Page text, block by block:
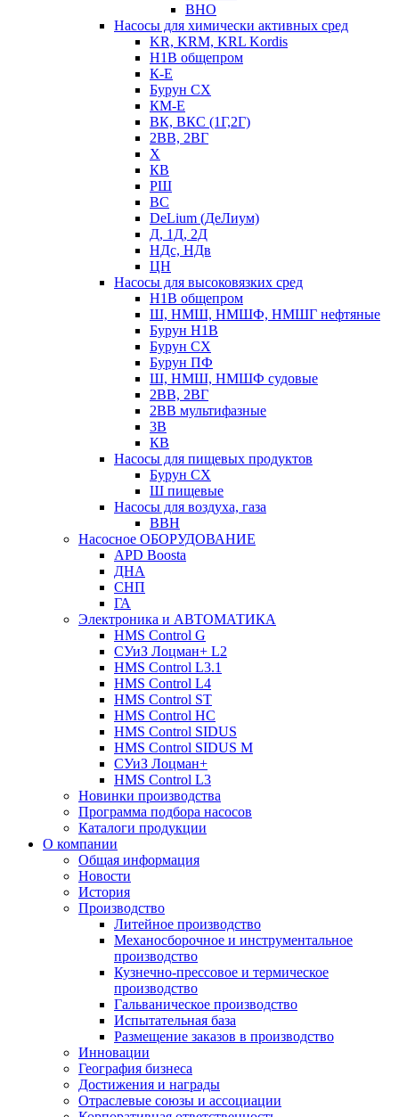
ВНО
Насосы для химически активных сред
KR, KRM, KRL Kordis
Н1В общепром
К-Е
Бурун СХ
КМ-Е
ВК, ВКС (1Г,2Г)
2ВВ, 2ВГ
Х
КВ
РШ
ВС
DeLium (ДеЛиум)
Д, 1Д, 2Д
НДс, НДв
ЦН
Насосы для высоковязких сред
Н1В общепром
Ш, НМШ, НМШФ, НМШГ нефтяные
Бурун Н1В
Бурун СХ
Бурун ПФ
Ш, НМШ, НМШФ судовые
2ВВ, 2ВГ
2ВВ мультифазные
3В
КВ
Насосы для пищевых продуктов
Бурун СХ
Ш пищевые
Насосы для воздуха, газа
ВВН
Насосное ОБОРУДОВАНИЕ
APD Boosta
ДНА
СНП
ГА
Электроника и АВТОМАТИКА
HMS Control G
СУиЗ Лоцман+ L2
HMS Control L3.1
HMS Control L4
HMS Control ST
HMS Control HC
HMS Control SIDUS
HMS Control SIDUS M
СУиЗ Лоцман+
HMS Control L3
Новинки производства
Программа подбора насосов
Каталоги продукции
О компании
Общая информация
Новости
История
Производство
Литейное производство
Механосборочное и инструментальное
производство
Кузнечно-прессовое и термическое
производство
Гальваническое производство
Испытательная база
Размещение заказов в производство
Инновации
География бизнеса
Достижения и награды
Отраслевые союзы и ассоциации